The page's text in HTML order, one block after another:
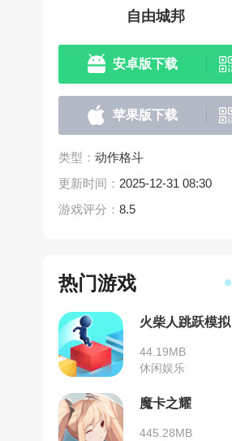
自由城邦
安卓版下载
苹果版下载
类型： 动作格斗
更新时间： 2025-12-31 08:30
游戏评分： 8.5
热门游戏
火柴人跳跃模拟
44.19MB
休闲娱乐
魔卡之耀
445.28MB